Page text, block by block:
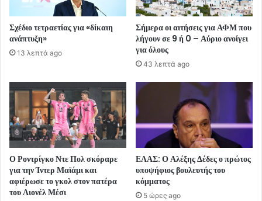
Σχέδιο τετραετίας για «δίκαιη
ανάπτυξη»
13 λεπτά ago
Σήμερα οι αιτήσεις για ΑΦΜ που
λήγουν σε 9 ή 0 – Αύριο ανοίγει
για όλους
43 λεπτά ago
Ο Ροντρίγκο Ντε Πολ σκόραρε
για την Ίντερ Μαϊάμι και
αφιέρωσε το γκολ στον πατέρα
του Λιονέλ Μέσι
ΕΛΑΣ: Ο Αλέξης Δέδες ο πρώτος
υποψήφιος βουλευτής του
κόμματος
5 ώρες ago